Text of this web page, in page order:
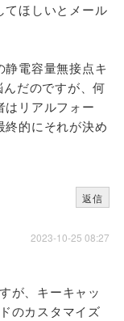
てほしいとメール
静電容量無接点キ
だのですが、何
はリアルフォー
終的にそれが決め
返信
2023-10-25 08:27
が、キーキャッ
のカスタマイズ